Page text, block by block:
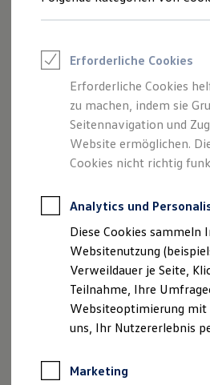
Saisonangebote
Leasing
Leasing-Angebote
Gebrauchtwagen
Junge
Elektroauto Leasing
Kleinwagen-Leasing
Leasing ohne
Autokredit mit
Versicherungen und
Kfz-Versicherung
Garantien
Wartungsverträge
Geschäftskunden
Professional Class
Großkunden
Behörden
Anpfiff zum Gewinn
Voll im
Vollelektrisch.
ID.3
Impressum & Rechtliches
Erforderliche Cookies
Erforderliche Cookies
zu machen, indem sie
Seitennavigation und
Website ermöglichen.
Cookies nicht richtig
Analytics und
Diese Cookies
Websitenutzung
Verweildauer je Seite,
Teilnahme, Ihre
Websiteoptimierung mit
uns, Ihr Nutzererlebnis
Marketing